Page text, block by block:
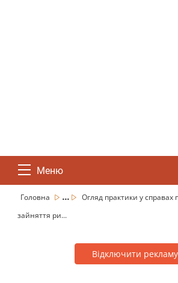
Меню
Головна ...
Огляд практики у справах
зайняття ри...
Відключити рекламу